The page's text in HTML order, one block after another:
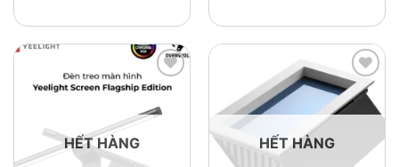
Add to
HẾT HÀNG
Add to
wishlist
HẾT HÀNG